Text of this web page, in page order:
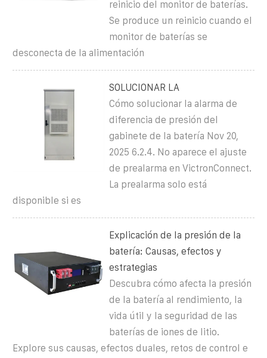
reinicio del monitor de baterías.
Se produce un reinicio cuando el
monitor de baterías se
desconecta de la alimentación
SOLUCIONAR LA
Cómo solucionar la alarma de
diferencia de presión del
gabinete de la batería Nov 20,
2025 6.2.4. No aparece el ajuste
de prealarma en VictronConnect.
La prealarma solo está
disponible si es
Explicación de la presión de la
batería: Causas, efectos y
estrategias
Descubra cómo afecta la presión
de la batería al rendimiento, la
vida útil y la seguridad de las
baterías de iones de litio.
Explore sus causas, efectos duales, retos de control e